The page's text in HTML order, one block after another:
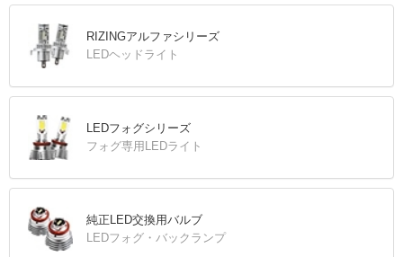
RIZINGアルファシリーズ
LEDヘッドライト
LEDフォグシリーズ
フォグ専用LEDライト
純正LED交換用バルブ
LEDフォグ・バックランプ